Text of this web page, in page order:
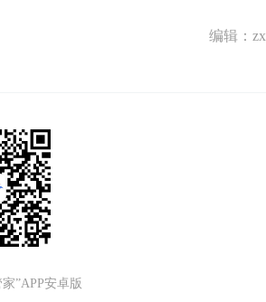
编辑：zx
”APP安卓版